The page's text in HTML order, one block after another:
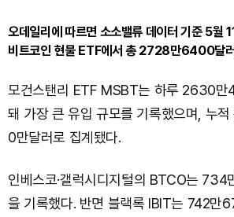
오데일리에 따르면 소소밸류 데이터 기준 5월
비트코인 현물 ETF에서 총 2728만6400달
모건스탠리 ETF MSBT는 하루 2630만
돼 가장 큰 유입 규모를 기록했으며, 누
0만달러로 집계됐다.
인베스코·갤럭시디지털의 BTCO는
을 기록했다. 반면 블랙록 IBIT는 742만